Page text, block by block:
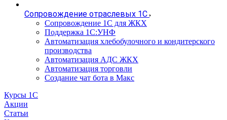
Сопровождение отраслевых 1С
Сопровождение 1С для ЖКХ
Поддержка 1С:УНФ
Автоматизация хлебобулочного и кондитерского
производства
Автоматизация АДС ЖКХ
Автоматизация торговли
Создание чат бота в Макс
Курсы 1С
Акции
Статьи